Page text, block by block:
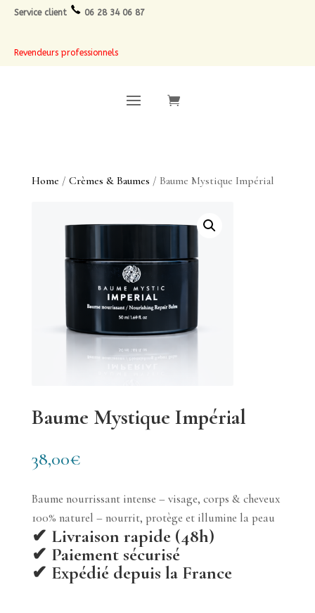
Service client 06 28 34 06 87
Revendeurs professionnels
Home / Crèmes & Baumes / Baume Mystique Impérial
Baume Mystique Impérial
38,00€
Baume nourrissant intense – visage, corps & cheveux
100% naturel – nourrit, protège et illumine la peau
✔ Livraison rapide (48h)
✔ Paiement sécurisé
✔ Expédié depuis la France